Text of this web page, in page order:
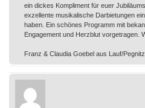
ein dickes Kompliment für euer
exzellente musikalische Darbietungen
haben. Ein schönes Programm mit
Engagement und Herzblut vorgetragen.
Franz & Claudia Goebel aus Lauf/Pegnitz